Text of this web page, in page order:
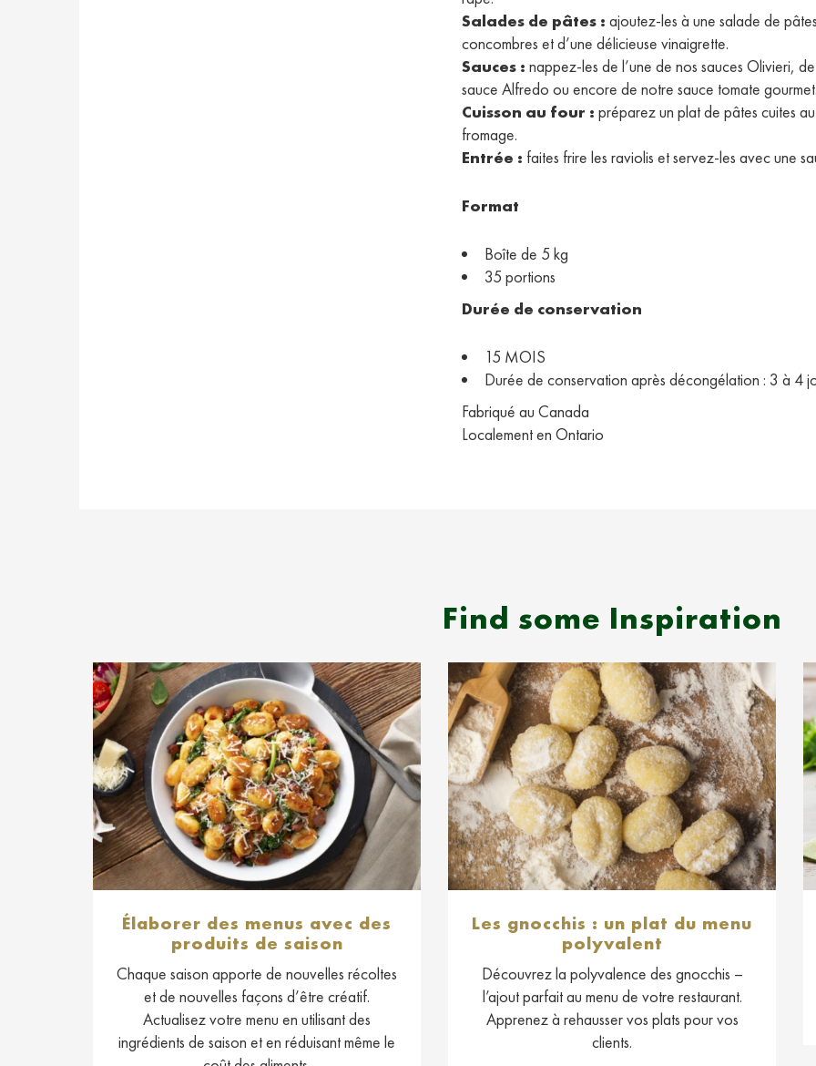
Salades de pâtes : ajoutez-les à une salade de
concombres et d’une délicieuse vinaigrette.
Sauces : nappez-les de l’une de nos sauces Olivieri,
sauce Alfredo ou encore de notre sauce tomate
Cuisson au four : préparez un plat de pâtes cuites
fromage.
Entrée : faites frire les raviolis et servez-les avec une
Format
Boîte de 5 kg
35 portions
Durée de conservation
15 MOIS
Durée de conservation après décongélation : 3 à 4
Fabriqué au Canada
Localement en Ontario
Find some Inspiration
Élaborer des menus avec des
produits de saison
Chaque saison apporte de nouvelles récoltes
et de nouvelles façons d’être créatif.
Actualisez votre menu en utilisant des
ingrédients de saison et en réduisant même le
Les gnocchis : un plat du menu
polyvalent
Découvrez la polyvalence des gnocchis –
l’ajout parfait au menu de votre restaurant.
Apprenez à rehausser vos plats pour vos
clients.